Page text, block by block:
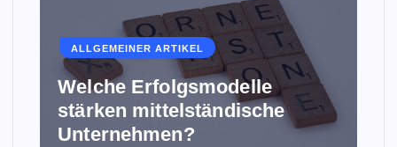
ALLGEMEINER ARTIKEL
Welche Erfolgsmodelle
stärken mittelständische
Unternehmen?